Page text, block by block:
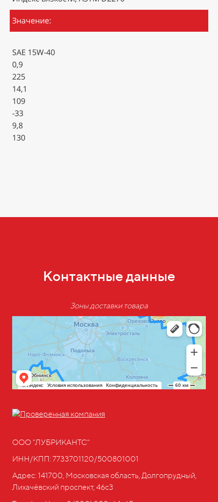
Значение:
SAE 15W-40
0,9
225
14,1
109
-33
9,8
130
Контактные данные
Зоны доставки товара
ООО "ЛУБРИКАНТС"
ИНН/КПП: 7733701120/500801001
Адрес: 141700, Московская область, Долгопрудный,
Лихачёвский проспект, 46с3